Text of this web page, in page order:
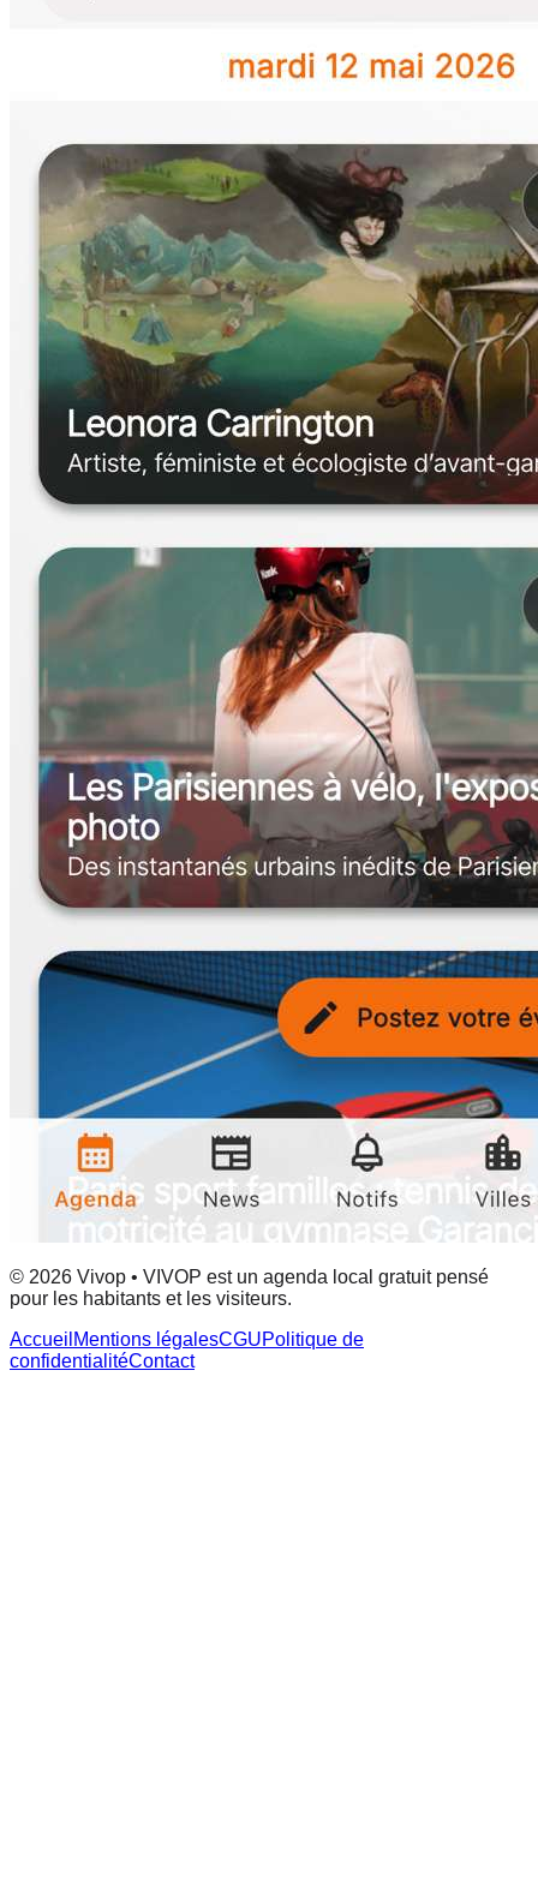
© 2026 Vivop • VIVOP est un agenda local gratuit pensé
pour les habitants et les visiteurs.
Accueil Mentions légalesCGUPolitique de
confidentialitéContact